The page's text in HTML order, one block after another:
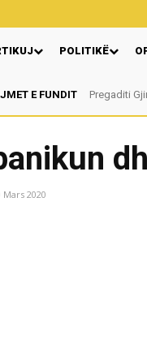
POLITIKË
E FUNDIT Pregaditi
Nga:
Mars 2020